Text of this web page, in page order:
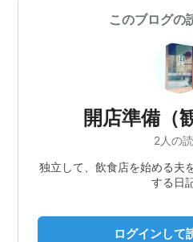
このブログの
開店準備（
2人の
独立して、飲食店を始める夫
する日記
ログインして